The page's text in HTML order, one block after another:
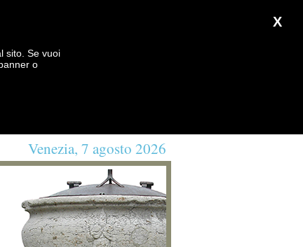
X
sito. Se vuoi
o
Venezia, 7 agosto 2026